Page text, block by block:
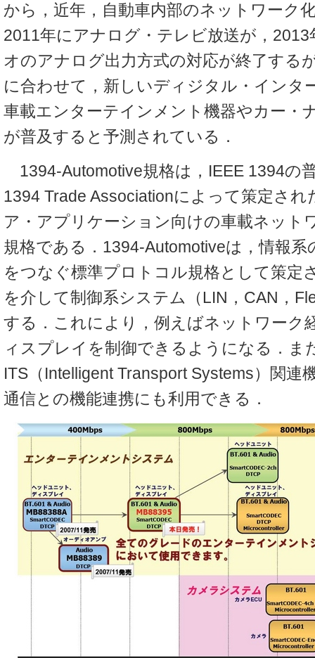
から，近年，自動車内部のネットワーク
2011年にアナログ・テレビ放送が，
オのアナログ出力方式の対応が終了する
に合わせて，新しいディジタル・インタ
車載エンターテインメント機器やカー・
が普及すると予測されている．
1394-Automotive規格は，IEEE 1394の
1394 Trade Associationによって策定さ
ア・アプリケーション向けの車載ネット
規格である．1394-Automotiveは，情報
をつなぐ標準プロトコル規格として策定
を介して制御系システム（LIN，CAN，
する．これにより，例えばネットワーク
ィスプレイを制御できるようになる．ま
ITS（Intelligent Transport Systems）関連
通信との機能連携にも利用できる．